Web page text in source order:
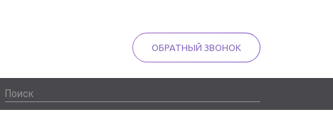
ОБРАТНЫЙ ЗВОНОК